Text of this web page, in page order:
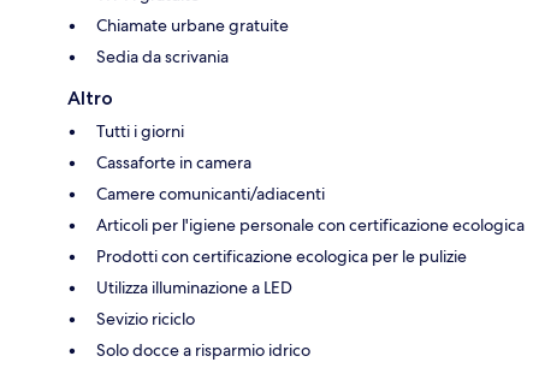
Chiamate urbane gratuite
Sedia da scrivania
Altro
Tutti i giorni
Cassaforte in camera
Camere comunicanti/adiacenti
Articoli per l'igiene personale con certificazione ecologica
Prodotti con certificazione ecologica per le pulizie
Utilizza illuminazione a LED
Sevizio riciclo
Solo docce a risparmio idrico